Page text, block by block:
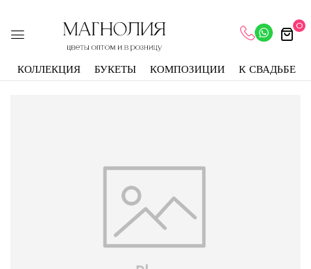
0
КОЛЛЕКЦИЯ БУКЕТЫ КОМПОЗИЦИИ К СВАДЬБЕ